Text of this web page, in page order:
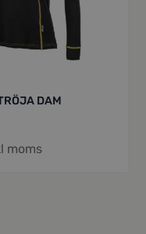
DAM
moms